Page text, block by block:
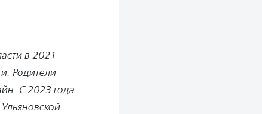
в 2021
Родители
С 2023 года